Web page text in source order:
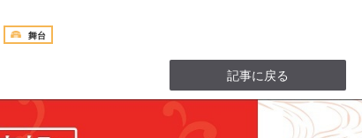
舞台
記事に戻る